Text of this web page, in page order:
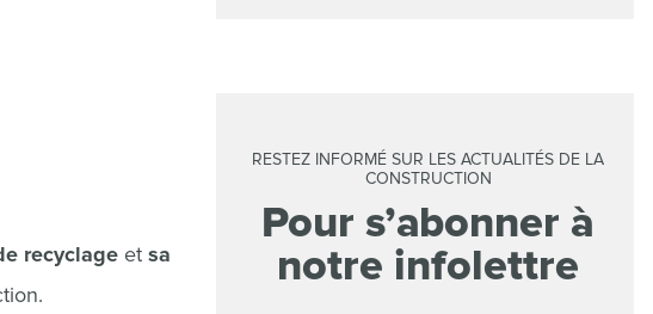
recyclage et sa
RESTEZ INFORMÉ SUR LES ACTUALITÉS DE LA
CONSTRUCTION
Pour s’abonner à
notre infolettre